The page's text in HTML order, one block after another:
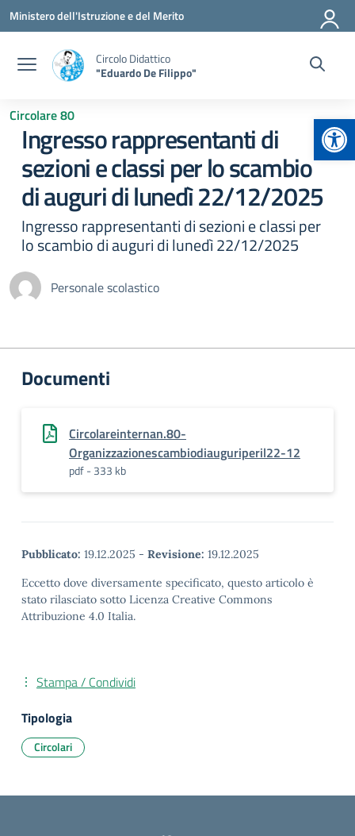
Vai ai contenuti
Vai al menu di navigazione
Vai al footer
Ministero dell'Istruzione e del Merito
Circolo Didattico
"Eduardo De Filippo"
Circolare 80
Ingresso rappresentanti di
sezioni e classi per lo scambio
di auguri di lunedì 22/12/2025
Ingresso rappresentanti di sezioni e classi per
lo scambio di auguri di lunedì 22/12/2025
Personale scolastico
Documenti
Circolareinternan.80-
Organizzazionescambiodiauguriperil22-12
pdf - 333 kb
Pubblicato: 19.12.2025 - Revisione: 19.12.2025
Eccetto dove diversamente specificato, questo articolo è
stato rilasciato sotto Licenza Creative Commons
Attribuzione 4.0 Italia.
Stampa / Condividi
Tipologia
Circolari